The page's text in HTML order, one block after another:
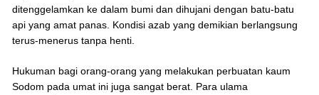
ditenggelamkan ke dalam bumi dan dihujani dengan batu-batu
api yang amat panas. Kondisi azab yang demikian berlangsung
terus-menerus tanpa henti.
Hukuman bagi orang-orang yang melakukan perbuatan kaum
Sodom pada umat ini juga sangat berat. Para ulama